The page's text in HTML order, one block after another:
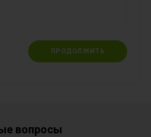
ПРОДОЛЖИТЬ
вопросы